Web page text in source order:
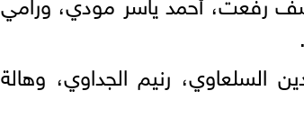
السلعاوي، رنيم الجداوي، وهالة